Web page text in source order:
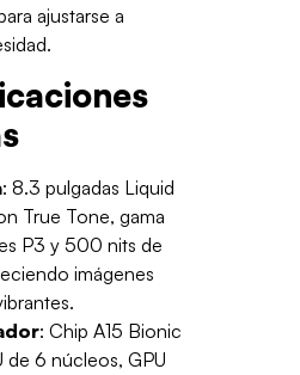
ajustarse a
: 8.3 pulgadas Liquid
True Tone, gama
P3 y 500 nits de
imágenes
: Chip A15 Bionic
de 6 núcleos, GPU